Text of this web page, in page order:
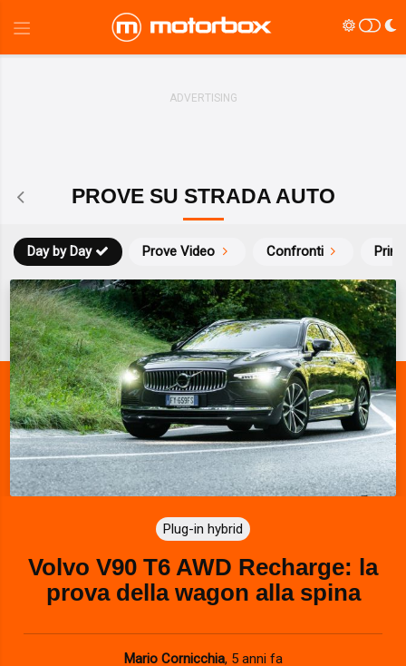
PROVE SU STRADA AUTO
Prove Video Confronti
Day by Day
Plug-in hybrid
Volvo V90 T6 AWD Recharge: la
prova della wagon alla spina
Mario Cornicchia, 5 anni fa